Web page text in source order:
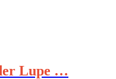
Lupe …